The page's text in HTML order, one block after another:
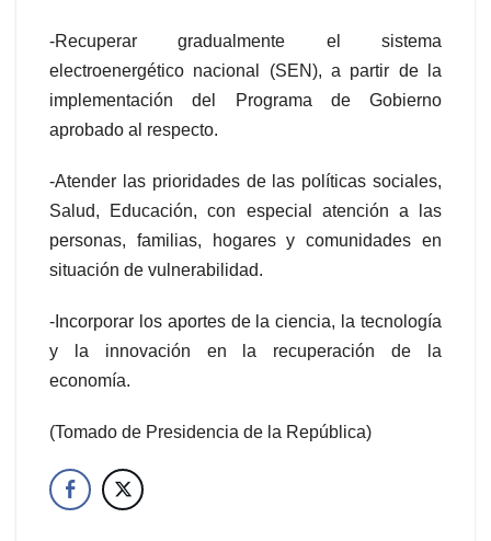
-Recuperar gradualmente el sistema
electroenergético nacional (SEN), a partir de la
implementación del Programa de Gobierno
aprobado al respecto.
-Atender las prioridades de las políticas sociales,
Salud, Educación, con especial atención a las
personas, familias, hogares y comunidades en
situación de vulnerabilidad.
-Incorporar los aportes de la ciencia, la tecnología
y la innovación en la recuperación de la
economía.
(Tomado de Presidencia de la República)